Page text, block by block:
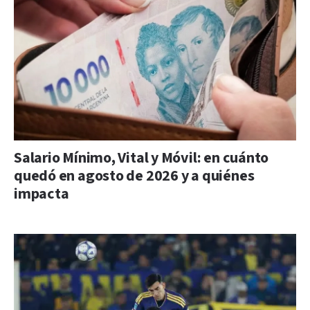
Salario Mínimo, Vital y Móvil: en cuánto
quedó en agosto de 2026 y a quiénes
impacta